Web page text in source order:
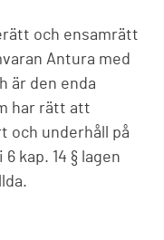
och ensamrätt
Antura med
är den enda
har rätt att
och underhåll på
kap. 14 § lagen